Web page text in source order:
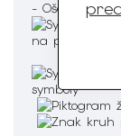
- Ošetrenie :